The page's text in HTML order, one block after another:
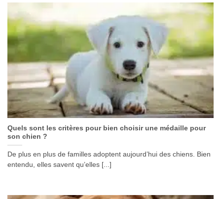
Quels sont les critères pour bien choisir une médaille pour
son chien ?
De plus en plus de familles adoptent aujourd’hui des chiens. Bien
entendu, elles savent qu’elles [...]